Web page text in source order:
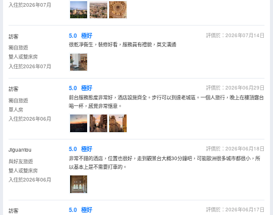
入住於2026年07月
訪客
獨自旅遊
雙人或雙床房
入住於2026年07月
5.0 極好
評價於：2026年07月14日
很乾凈衞生，裝修好看，服務員有禮貌，英文溝通
訪客
獨自旅遊
單人房
入住於2026年06月
5.0 極好
評價於：2026年06月29日
前台服務態度非常好，酒店設施齊全。步行可以到達老城區。一個人旅行，晚上在樓頂露台
喝一杯，感覺非常愜意。
Jiguantou
與好友旅遊
雙人或雙床房
入住於2026年06月
5.0 極好
評價於：2026年06月18日
非常不錯的酒店，位置也很好，走到觀景台大概30分鐘吧，可能歐洲很多城市都很小，所
以基本上是不需要打車的。
訪客
5.0 極好
評價於：2026年06月17日